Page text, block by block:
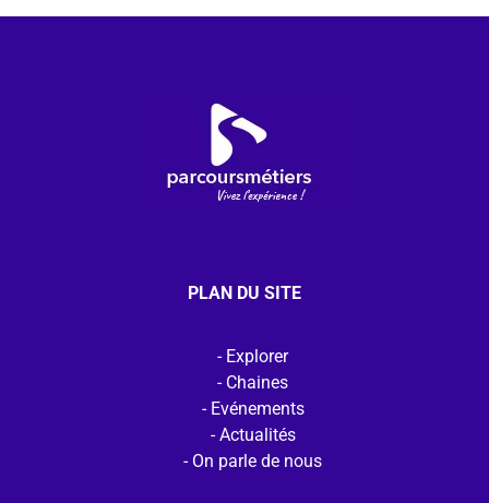
PLAN DU SITE
Explorer
Chaines
Evénements
Actualités
On parle de nous